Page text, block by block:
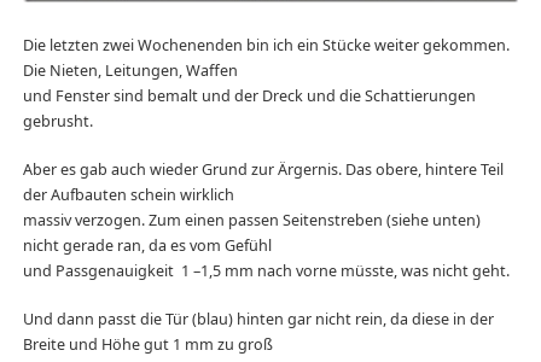
Die letzten zwei Wochenenden bin ich ein Stücke weiter gekommen.
Die Nieten, Leitungen, Waffen
und Fenster sind bemalt und der Dreck und die Schattierungen
gebrusht.
Aber es gab auch wieder Grund zur Ärgernis. Das obere, hintere Teil
der Aufbauten schein wirklich
massiv verzogen. Zum einen passen Seitenstreben (siehe unten)
nicht gerade ran, da es vom Gefühl
und Passgenauigkeit 1 –1,5 mm nach vorne müsste, was nicht geht.
Und dann passt die Tür (blau) hinten gar nicht rein, da diese in der
Breite und Höhe gut 1 mm zu groß